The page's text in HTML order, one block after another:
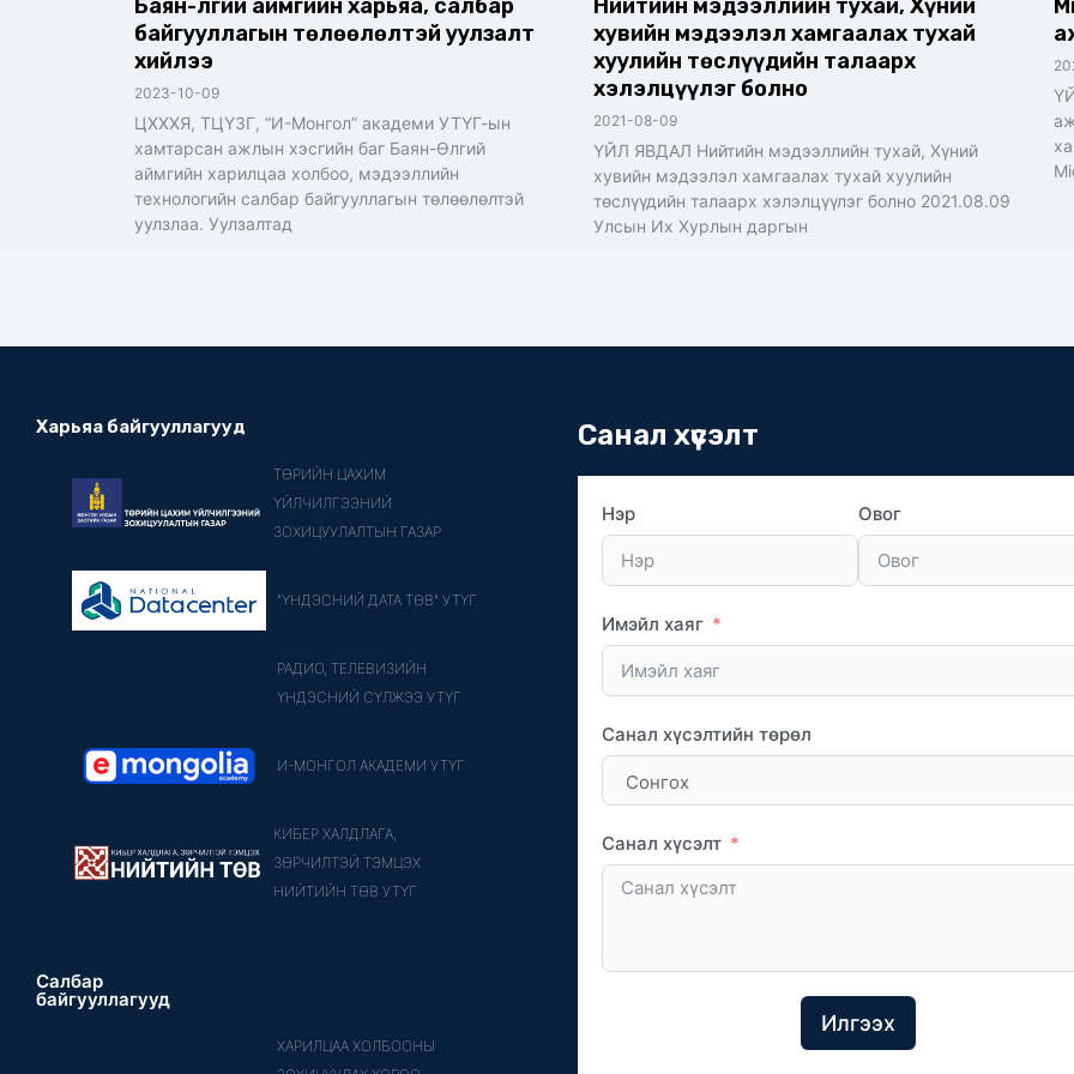
Баян-Өлгий аймгийн харьяа, салбар
байгууллагын төлөөлөлтэй уулзалт
хийлээ
2023-10-09
ЦХХХЯ, ТЦҮЗГ, “И-Монгол” академи УТҮГ-ын
хамтарсан ажлын хэсгийн баг Баян-Өлгий
аймгийн харилцаа холбоо, мэдээллийн
технологийн салбар байгууллагын төлөөлөлтэй
уулзлаа. Уулзалтад
Нийтийн мэдээллийн тухай, Хүний
хувийн мэдээлэл хамгаалах тухай
хуулийн төслүүдийн талаарх
хэлэлцүүлэг болно
2021-08-09
ҮЙЛ ЯВДАЛ Нийтийн мэдээллийн тухай, Хүний
хувийн мэдээлэл хамгаалах тухай хуулийн
төслүүдийн талаарх хэлэлцүүлэг болно 2021.08.09
Улсын Их Хурлын даргын
Харьяа байгууллагууд
ТӨРИЙН ЦАХИМ
ҮЙЛЧИЛГЭЭНИЙ
ЗОХИЦУУЛАЛТЫН ГАЗАР
"ҮНДЭСНИЙ ДАТА ТӨВ" УТҮГ
РАДИО, ТЕЛЕВИЗИЙН
ҮНДЭСНИЙ СҮЛЖЭЭ УТҮГ
И-МОНГОЛ АКАДЕМИ УТҮГ
КИБЕР ХАЛДЛАГА,
ЗӨРЧИЛТЭЙ ТЭМЦЭХ
НИЙТИЙН ТӨВ УТҮГ
Салбар
байгууллагууд
ХАРИЛЦАА ХОЛБООНЫ
Санал хүсэлт
Нэр Овог
Имэйл хаяг
Санал хүсэлтийн төрөл
Санал хүсэлт
Илгээх